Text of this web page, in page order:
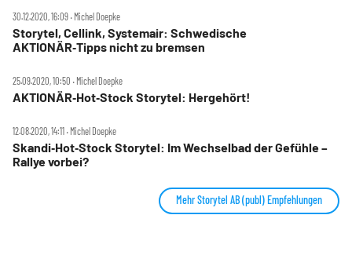
30.12.2020, 16:09 ‧ Michel Doepke
Storytel, Cellink, Systemair: Schwedische
AKTIONÄR‑Tipps nicht zu bremsen
25.09.2020, 10:50 ‧ Michel Doepke
AKTIONÄR‑Hot‑Stock Storytel: Hergehört!
12.08.2020, 14:11 ‧ Michel Doepke
Skandi‑Hot‑Stock Storytel: Im Wechselbad der Gefühle –
Rallye vorbei?
Mehr Storytel AB (publ) Empfehlungen